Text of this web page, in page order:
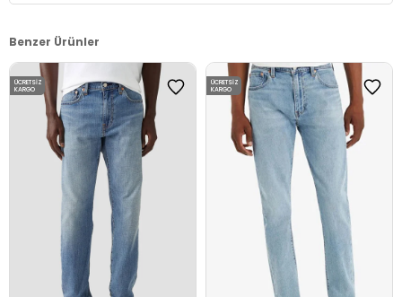
Benzer Ürünler
ÜCRETSIZ
KARGO
ÜCRETSIZ
KARGO